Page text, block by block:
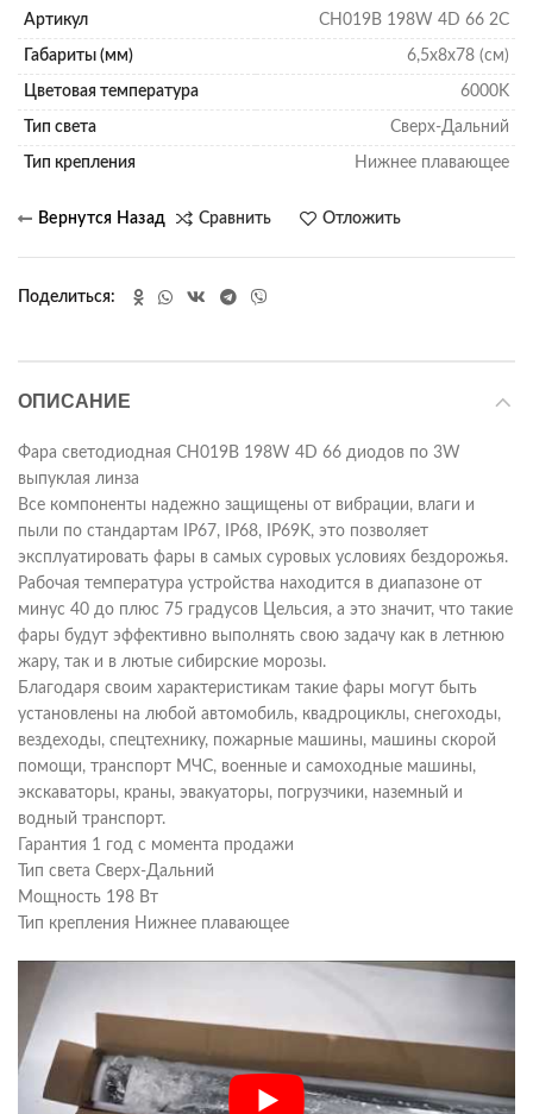
Артикул CH019B 198W 4D 66 2С
Габариты (мм) 6,5х8х78 (см)
Цветовая температура 6000K
Тип света Сверх-Дальний
Тип крепления Нижнее плавающее
Сравнить Отложить
Поделиться
ОПИСАНИЕ
Фара светодиодная CH019B 198W 4D 66 диодов по 3W
выпуклая линза
Все компоненты надежно защищены от вибрации, влаги и
пыли по стандартам IP67, IP68, IP69K, это позволяет
эксплуатировать фары в самых суровых условиях бездорожья.
Рабочая температура устройства находится в диапазоне от
минус 40 до плюс 75 градусов Цельсия, а это значит, что такие
фары будут эффективно выполнять свою задачу как в летнюю
жару, так и в лютые сибирские морозы.
Благодаря своим характеристикам такие фары могут быть
установлены на любой автомобиль, квадроциклы, снегоходы,
вездеходы, спецтехнику, пожарные машины, машины скорой
помощи, транспорт МЧС, военные и самоходные машины,
экскаваторы, краны, эвакуаторы, погрузчики, наземный и
водный транспорт.
Гарантия 1 год с момента продажи
Тип света Сверх-Дальний
Мощность 198 Вт
Тип крепления Нижнее плавающее